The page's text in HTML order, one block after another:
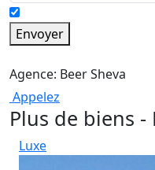
Envoyer
Agence: Beer Sheva
Appelez
Plus de biens -
Luxe